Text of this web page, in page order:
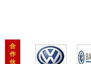
合
作
伙